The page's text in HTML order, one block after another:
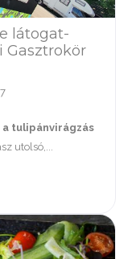
látogat-
Gasztrokör
tulipánvirágzás
utolsó,...